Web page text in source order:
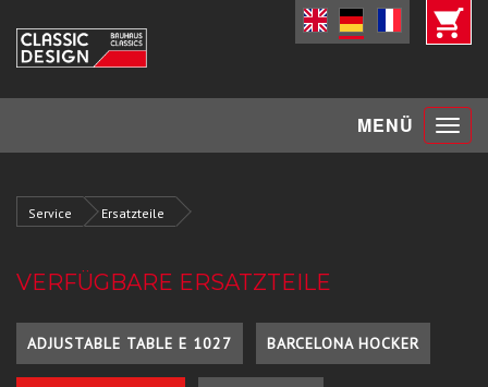
MENÜ Toggle
Service Ersatzteile
VERFÜGBARE ERSATZTEILE
ADJUSTABLE TABLE E 1027 BARCELONA HOCKER